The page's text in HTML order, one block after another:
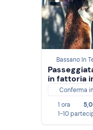
Bassano In
in fattoria
Conferma
1 ora
5,0
1-10